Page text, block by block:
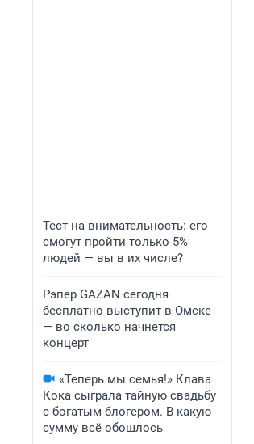
Тест на внимательность: его
смогут пройти только 5%
людей — вы в их числе?
Рэпер GAZAN сегодня
бесплатно выступит в Омске
— во сколько начнется
концерт
«Теперь мы семья!» Клава
Кока сыграла тайную свадьбу
с богатым блогером. В какую
сумму всё обошлось